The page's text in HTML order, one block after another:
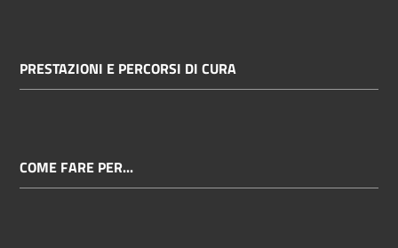
PRESTAZIONI E PERCORSI DI CURA
COME FARE PER...